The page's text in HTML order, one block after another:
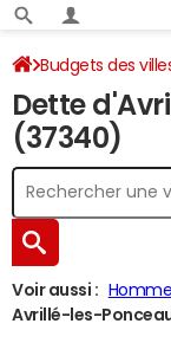
Budgets des
Dette au 31/12/2024
Dette
(37340)
Voir aussi :
Avrillé-les-